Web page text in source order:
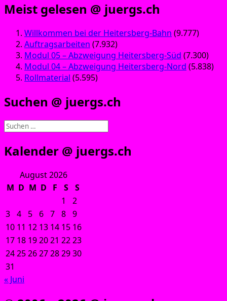
Meist gelesen @ juergs.ch
Willkommen bei der Heitersberg-Bahn (9.777)
Auftragsarbeiten (7.932)
Modul 05 – Abzweigung Heitersberg-Süd (7.300)
Modul 04 – Abzweigung Heitersberg-Nord (5.838)
Rollmaterial (5.595)
Suchen @ juergs.ch
Suchen
Kalender @ juergs.ch
August 2026
M D M D F S
S
1
2
3 4 5 6 7 8 9
10 11 12 13 14 15 16
17 18 192021 2223
24252627282930
31
« Juni